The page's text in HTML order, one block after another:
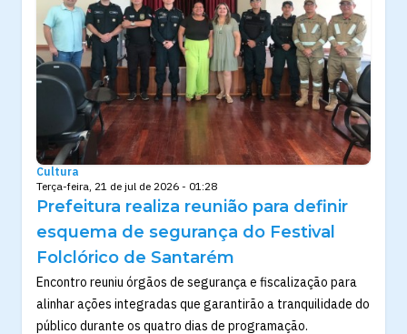
Cultura
Terça-feira, 21 de jul de 2026 - 01:28
Prefeitura realiza reunião para definir
esquema de segurança do Festival
Folclórico de Santarém
Encontro reuniu órgãos de segurança e fiscalização para
alinhar ações integradas que garantirão a tranquilidade do
público durante os quatro dias de programação.